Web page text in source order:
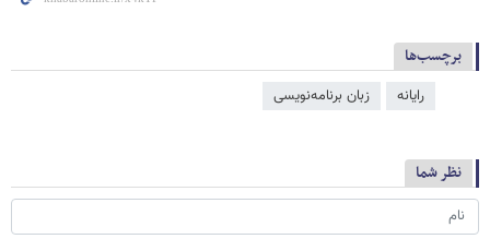
برچسب‌ها
رایانه زبان برنامه‌نویسی
نظر شما